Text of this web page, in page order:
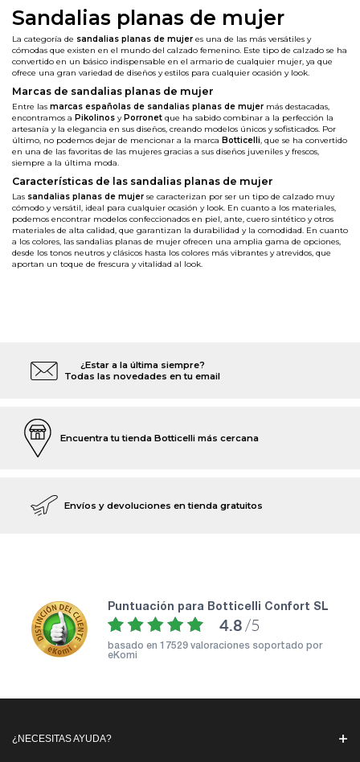
Sandalias planas de mujer
La categoría de sandalias planas de mujer es una de las más versátiles y
cómodas que existen en el mundo del calzado femenino. Este tipo de calzado se ha
convertido en un básico indispensable en el armario de cualquier mujer, ya que
ofrece una gran variedad de diseños y estilos para cualquier ocasión y look.
Marcas de sandalias planas de mujer
Entre las marcas españolas de sandalias planas de mujer más destacadas,
encontramos a Pikolinos y Porronet que ha sabido combinar a la perfección la
artesanía y la elegancia en sus diseños, creando modelos únicos y sofisticados. Por
último, no podemos dejar de mencionar a la marca Botticelli, que se ha convertido
en una de las favoritas de las mujeres gracias a sus diseños juveniles y frescos,
siempre a la última moda.
Características de las sandalias planas de mujer
Las sandalias planas de mujer se caracterizan por ser un tipo de calzado muy
cómodo y versátil, ideal para cualquier ocasión y look. En cuanto a los materiales,
podemos encontrar modelos confeccionados en piel, ante, cuero sintético y otros
materiales de alta calidad, que garantizan la durabilidad y la comodidad. En cuanto
a los colores, las sandalias planas de mujer ofrecen una amplia gama de opciones,
desde los tonos neutros y clásicos hasta los colores más vibrantes y atrevidos, que
aportan un toque de frescura y vitalidad al look.
¿Estar a la última siempre?
Todas las novedades en tu email
Encuentra tu tienda Botticelli más cercana
Envíos y devoluciones en tienda gratuitos
puntuación para Botticelli Confort SL
4.8 /5
basado en 17529 valoraciones soportado por
eKomi
¿NECESITAS AYUDA?